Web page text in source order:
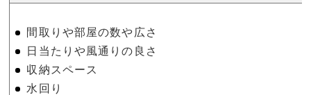
間取りや部屋の数や広さ
日当たりや風通りの良さ
収納スペース
水回り